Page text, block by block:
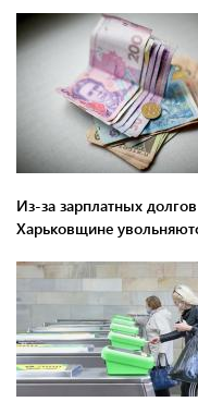
Из-за зарплатных
Харьковщине